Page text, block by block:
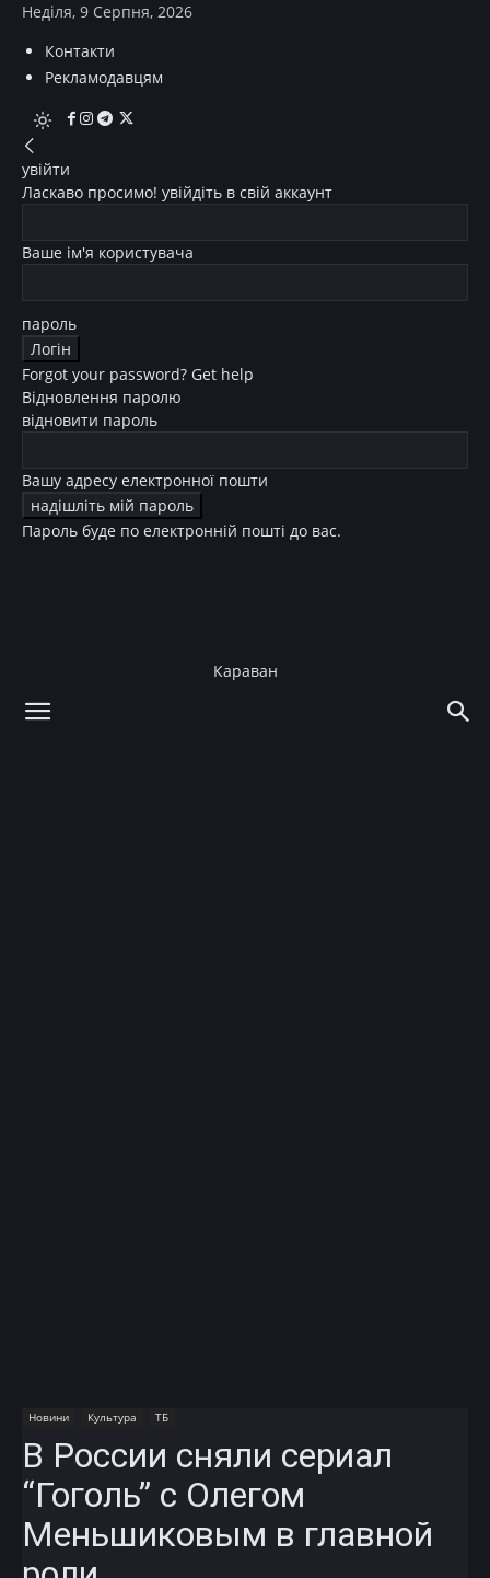
Неділя, 9 Серпня, 2026
Контакти
Рекламодавцям
увійти
Ласкаво просимо! увійдіть в свій аккаунт
Ваше ім'я користувача
пароль
Forgot your password? Get help
Відновлення паролю
відновити пароль
Вашу адресу електронної пошти
Пароль буде по електронній пошті до вас.
Караван
Новини Культура ТБ
В России сняли сериал
“Гоголь” с Олегом
Меньшиковым в главной